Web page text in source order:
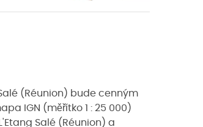
(Réunion) bude cenným
IGN (měřítko 1 : 25 000)
Salé (Réunion) a